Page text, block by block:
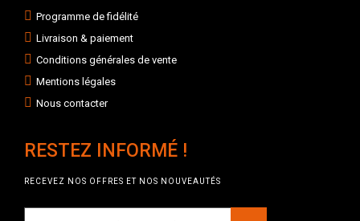
Programme de fidélité
Livraison & paiement
Conditions générales de vente
Mentions légales
Nous contacter
RESTEZ INFORMÉ !
RECEVEZ NOS OFFRES ET NOS NOUVEAUTÉS